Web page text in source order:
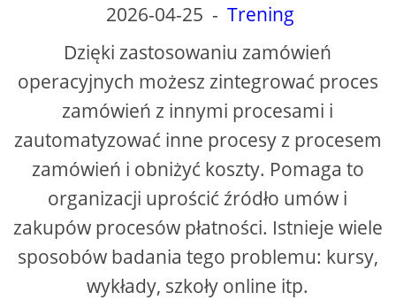
V
i
d
e
o
2026-04-25 - Trening
Dzięki zastosowaniu zamówień
operacyjnych możesz zintegrować proces
zamówień z innymi procesami i
zautomatyzować inne procesy z procesem
zamówień i obniżyć koszty. Pomaga to
organizacji uprościć źródło umów i
zakupów procesów płatności. Istnieje wiele
sposobów badania tego problemu: kursy,
wykłady, szkoły online itp.